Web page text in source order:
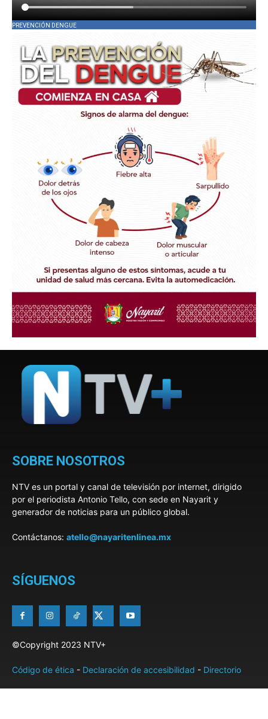
PREVENCIÓN DENGUE
SOBRE NOSOTROS
NTV es un portal y canal de televisión por internet, dirigido
por el periodista Antonio Tello, con sede en Nayarit y
generador de noticias para un público global.
Contáctanos: atello@nayaritenlinea.mx
SÍGUENOS
©Copyright 2023 NTV+
Código de ética - Declaración de accesibilidad - Directorio